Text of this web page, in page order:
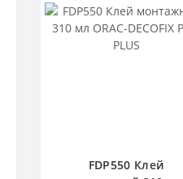
FDP550 Клей